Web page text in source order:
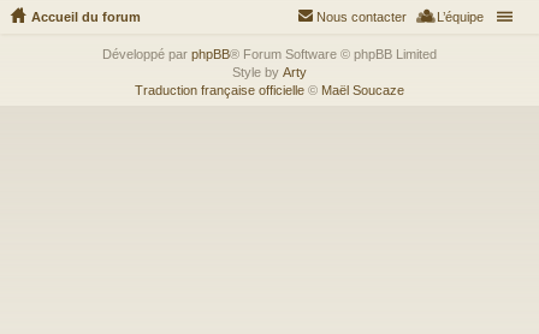
Accueil du forum L’équipe
Nous contacter
Développé par phpBB® Forum Software © phpBB Limited
Style by Arty
Traduction française officielle © Maël Soucaze